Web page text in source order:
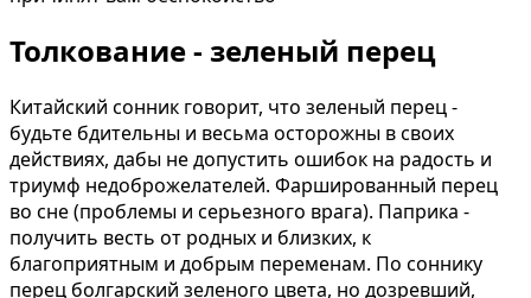
Толкование - зеленый перец
Китайский сонник говорит, что зеленый перец -
будьте бдительны и весьма осторожны в своих
действиях, дабы не допустить ошибок на радость и
триумф недоброжелателей. Фаршированный перец
во сне (проблемы и​ серьезного врага). Паприка -
получить весть от родных и близких, к
благоприятным и добрым переменам. По соннику
перец болгарский зеленого цвета, но дозревший,